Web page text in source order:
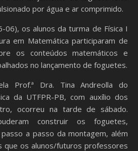
por água e ar comprimido.
06), os alunos da turma de Física I
em Matemática participaram de
os conteúdos matemáticos e
no lançamento de foguetes.
Prof.ª Dra. Tina Andreolla do
da UTFPR-PB, com auxílio dos
ocorreu na tarde de sábado.
construir os foguetes,
a passo da montagem, além
que os alunos/futuros professores